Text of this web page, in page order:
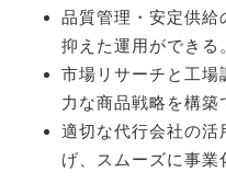
品質管理・安定供給
抑えた運用ができる
市場リサーチと工場
力な商品戦略を構築
適切な代行会社の活
げ、スムーズに事業